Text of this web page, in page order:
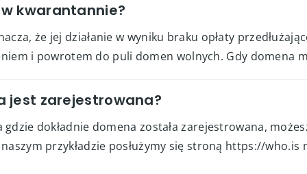
kwarantannie?
że jej działanie w wyniku braku opłaty
i powrotem do puli domen wolnych. Gdy domena
jest zarejestrowana?
dokładnie domena została zarejestrowana,
przykładzie posłużymy się stroną https://